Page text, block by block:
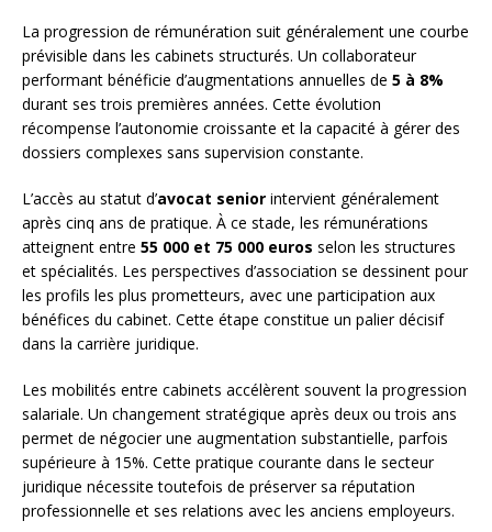
La progression de rémunération suit généralement une courbe
prévisible dans les cabinets structurés. Un collaborateur
performant bénéficie d’augmentations annuelles de 5 à 8%
durant ses trois premières années. Cette évolution
récompense l’autonomie croissante et la capacité à gérer des
dossiers complexes sans supervision constante.
L’accès au statut d’avocat senior intervient généralement
après cinq ans de pratique. À ce stade, les rémunérations
atteignent entre 55 000 et 75 000 euros selon les structures
et spécialités. Les perspectives d’association se dessinent pour
les profils les plus prometteurs, avec une participation aux
bénéfices du cabinet. Cette étape constitue un palier décisif
dans la carrière juridique.
Les mobilités entre cabinets accélèrent souvent la progression
salariale. Un changement stratégique après deux ou trois ans
permet de négocier une augmentation substantielle, parfois
supérieure à 15%. Cette pratique courante dans le secteur
juridique nécessite toutefois de préserver sa réputation
professionnelle et ses relations avec les anciens employeurs.